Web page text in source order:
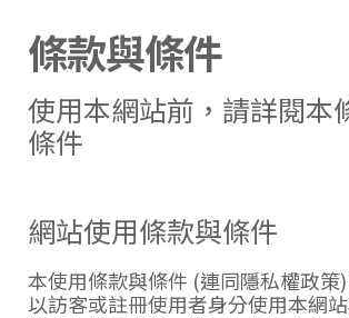
條款與條件
使用本網站前，請詳閱本
條件
網站使用條款與條件
本使用條款與條件 (連同隱私權政策
以訪客或註冊使用者身分使用本網